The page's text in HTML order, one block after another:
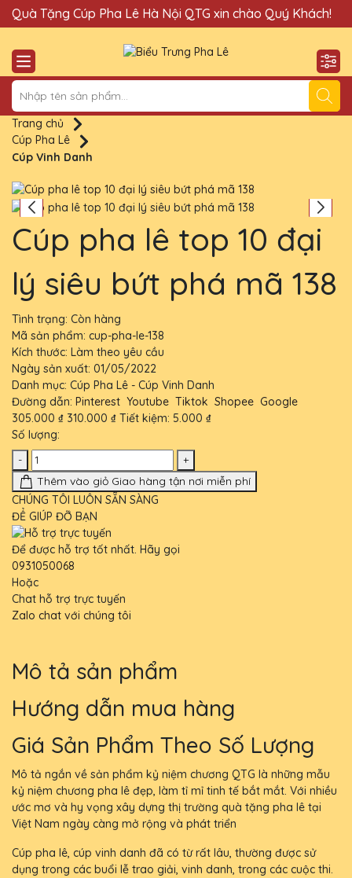
Quà Tặng Cúp Pha Lê Hà Nội QTG xin chào Quý Khách!
Trang chủ
Cúp Pha Lê
Cúp Vinh Danh
Cúp pha lê top 10 đại
lý siêu bứt phá mã 138
Tình trạng: Còn hàng
Mã sản phẩm: cup-pha-le-138
Kích thước: Làm theo yêu cầu
Ngày sản xuất: 01/05/2022
Danh mục: Cúp Pha Lê - Cúp Vinh Danh
Đường dẫn: Pinterest Youtube Tiktok Shopee Google
305.000 ₫ 310.000 ₫ Tiết kiệm: 5.000 ₫
Số lượng:
-
+
Thêm vào giỏ Giao hàng tận nơi miễn phí
CHÚNG TÔI LUÔN SẴN SÀNG
ĐỂ GIÚP ĐỠ BẠN
Để được hỗ trợ tốt nhất. Hãy gọi
0931050068
Hoặc
Chat hỗ trợ trực tuyến
Zalo chat với chúng tôi
Mô tả sản phẩm
Hướng dẫn mua hàng
Giá Sản Phẩm Theo Số Lượng
Mô tả ngắn về sản phẩm kỷ niệm chương QTG là những mẫu
kỷ niệm chương pha lê đẹp, làm tỉ mỉ tinh tế bắt mắt. Với nhiều
ước mơ và hy vọng xây dựng thị trường quà tặng pha lê tại
Việt Nam ngày càng mở rộng và phát triển
Cúp pha lê, cúp vinh danh đã có từ rất lâu, thường được sử
dụng trong các buổi lễ trao giải, vinh danh, trong các cuộc thi.